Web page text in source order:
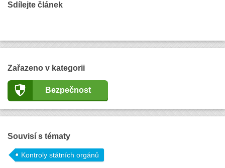
Sdílejte článek
Zařazeno v kategorii
Bezpečnost
Souvisí s tématy
Kontroly státních orgánů